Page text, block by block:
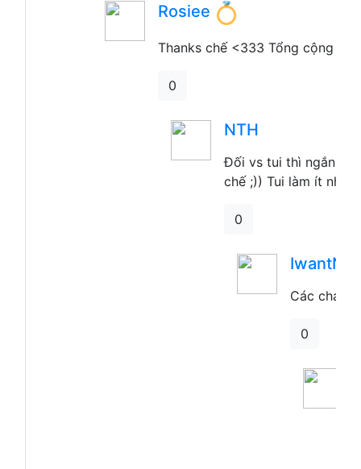
Rosiee
Thanks chế <333 Tổng cộng là
0
Đối vs tui thì ngắn
chế ;)) Tui làm ít nhất
0
Các cháu
0